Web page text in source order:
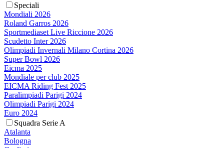
Speciali
Mondiali 2026
Roland Garros 2026
Sportmediaset Live Riccione 2026
Scudetto Inter 2026
Olimpiadi Invernali Milano Cortina 2026
Super Bowl 2026
Eicma 2025
Mondiale per club 2025
EICMA Riding Fest 2025
Paralimpiadi Parigi 2024
Olimpiadi Parigi 2024
Euro 2024
Squadra Serie A
Atalanta
Bologna